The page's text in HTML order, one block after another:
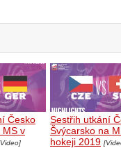
Česko
MS v
Sestřih utkání
Švýcarsko na
hokeji 2019